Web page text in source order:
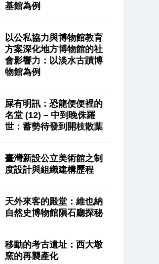
基館為例
以公私協力與博物館教育
方案深化地方博物館的社
會影響力：以淡水古蹟博
物館為例
屎有明訊：恐龍便便裡的
名堂 (12) – 中到晚侏羅
世：蓄勢待發到開枝散葉
臺灣新設公立美術館之制
度設計與組織建構歷程
天外來客的殿堂：維也納
自然史博物館隕石廳探秘
移動的考古遺址：西大墩
窯的再襲產化